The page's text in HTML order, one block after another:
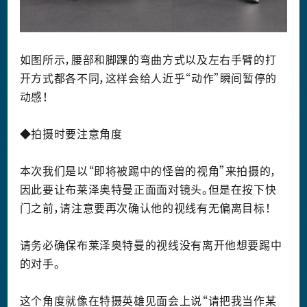
如图所示，腰部和脚踝的弯曲方式以及左右手臂的打
开方式都各不同，这样会给人近乎“动作”瞬间暂停的
动感！
◆拍摄时要注意角度
本次我们是以“即将被踢中的怪兽的视角”来拍摄的，
因此要让布莱泽奥特曼正面面对镜头。但是在按下快
门之前，请注意要再次确认他的视线有无偏离目标！
请务必确保布莱泽奥特曼的视线没有离开他想要踢中
的对手。
这个角度就像在特摄英雄见面会上说“请把我当作某